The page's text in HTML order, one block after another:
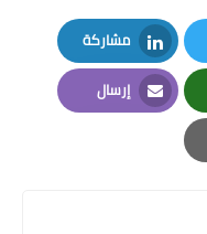
مشاركة
LinkedIn
إرسال
Email